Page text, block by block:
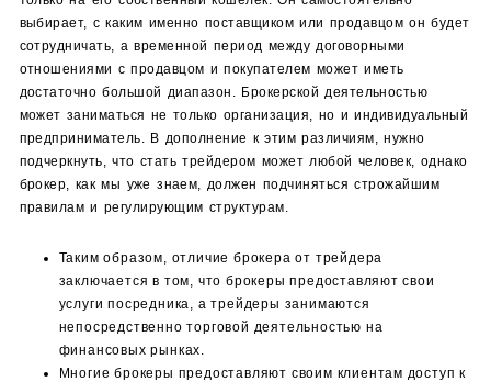
выбирает, с каким именно поставщиком или продавцом он будет
сотрудничать, а временной период между договорными
отношениями с продавцом и покупателем может иметь
достаточно большой диапазон. Брокерской деятельностью
может заниматься не только организация, но и индивидуальный
предприниматель. В дополнение к этим различиям, нужно
подчеркнуть, что стать трейдером может любой человек, однако
брокер, как мы уже знаем, должен подчиняться строжайшим
правилам и регулирующим структурам.
Таким образом, отличие брокера от трейдера
заключается в том, что брокеры предоставляют свои
услуги посредника, а трейдеры занимаются
непосредственно торговой деятельностью на
финансовых рынках.
Многие брокеры предоставляют своим клиентам доступ к